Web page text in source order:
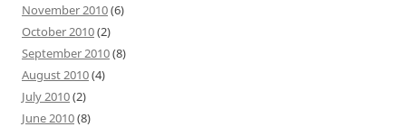
November 2010(6)
October 2010(2)
September 2010(8)
August 2010(4)
July 2010(2)
June 2010(8)